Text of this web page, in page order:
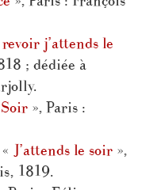
j’attends le
; dédiée à
», Paris :
J’attends le soir »,
1819.